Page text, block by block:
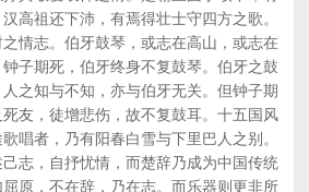
高祖还下沛，有焉得壮士守四方之歌。
情志。伯牙鼓琴，或志在高山，或志在
子期死，伯牙终身不复鼓琴。伯牙之鼓
之知与不知，亦与伯牙无关。但钟子期
友，徒增悲伤，故不复鼓耳。十五国风
唱者，乃有阳春白雪与下里巴人之别。
志，自抒忧情，而楚辞乃成为中国传统
原，不在辞，乃在志。而乐器则更非所